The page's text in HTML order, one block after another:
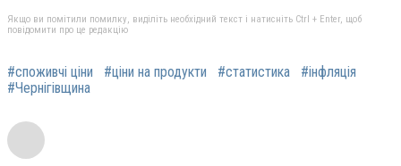
Якщо ви помітили помилку, виділіть необхідний текст і натисніть Ctrl + Enter, щоб
повідомити про це редакцію
#споживчі ціни #ціни на продукти #статистика
#інфляція
#Чернігівщина